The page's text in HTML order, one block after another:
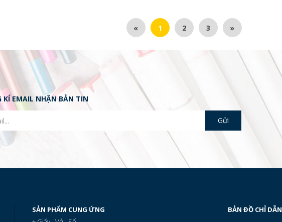
« 1 2 3 »
KÍ EMAIL NHẬN BẢN TIN
SẢN PHẨM CUNG ỨNG
BẢN ĐỒ CHỈ DẪN